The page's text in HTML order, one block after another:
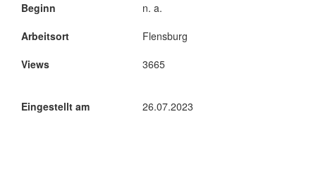
Beginn
Arbeitsort
Views
n. a.
Flensburg
3665
Eingestellt am 26.07.2023